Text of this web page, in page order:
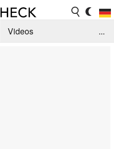
Videos
...